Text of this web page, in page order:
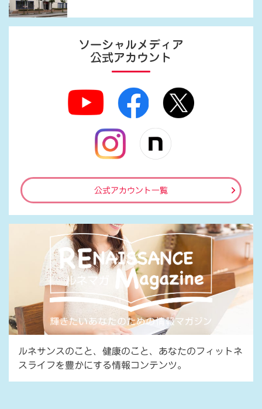
ソーシャルメディア
公式アカウント
公式アカウント一覧
ルネサンスのこと、健康のこと、あなたのフィットネ
スライフを豊かにする情報コンテンツ。